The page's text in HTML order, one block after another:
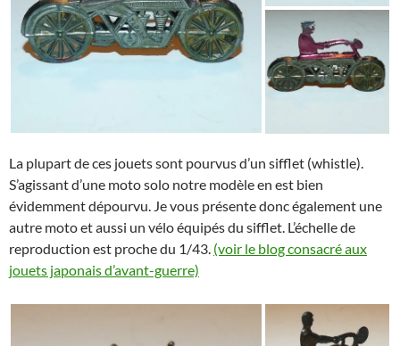
La plupart de ces jouets sont pourvus d’un sifflet (whistle).
S’agissant d’une moto solo notre modèle en est bien
évidemment dépourvu. Je vous présente donc également une
autre moto et aussi un vélo équipés du sifflet. L’échelle de
reproduction est proche du 1/43. (voir le blog consacré aux
jouets japonais d’avant-guerre)